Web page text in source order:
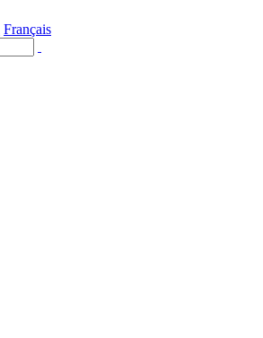
Français